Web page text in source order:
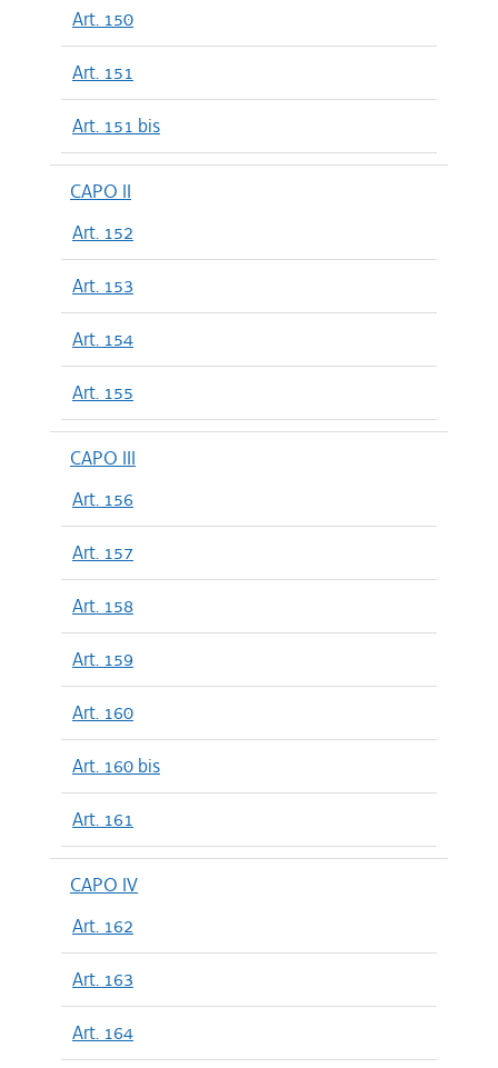
Art. 150
Art. 151
Art. 151 bis
CAPO II
Art. 152
Art. 153
Art. 154
Art. 155
CAPO III
Art. 156
Art. 157
Art. 158
Art. 159
Art. 160
Art. 160 bis
Art. 161
CAPO IV
Art. 162
Art. 163
Art. 164